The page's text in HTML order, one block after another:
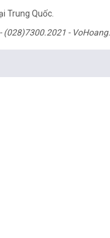
Trung Quốc.
(028)7300.2021 -